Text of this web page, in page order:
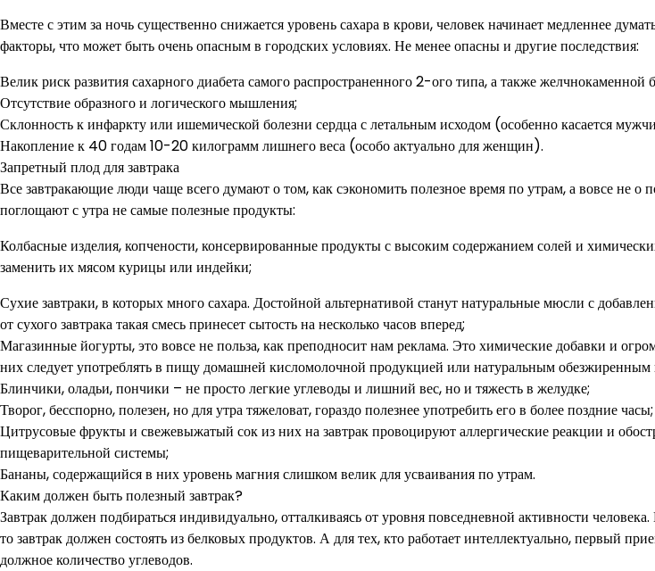
Вместе с этим за ночь существенно снижается уровень сахара в крови, человек начинает медленнее
факторы, что может быть очень опасным в городских условиях. Не менее опасны и другие последствия:
Велик риск развития сахарного диабета самого распространенного 2-ого типа, а также желчнокаменной
Отсутствие образного и логического мышления;
Склонность к инфаркту или ишемической болезни сердца с летальным исходом (особенно касается
Накопление к 40 годам 10-20 килограмм лишнего веса (особо актуально для женщин).
Запретный плод для завтрака
Все завтракающие люди чаще всего думают о том, как сэкономить полезное время по утрам, а вовсе не о
поглощают с утра не самые полезные продукты:
Колбасные изделия, копчености, консервированные продукты с высоким содержанием солей и
заменить их мясом курицы или индейки;
Сухие завтраки, в которых много сахара. Достойной альтернативой станут натуральные мюсли с
от сухого завтрака такая смесь принесет сытость на несколько часов вперед;
Магазинные йогурты, это вовсе не польза, как преподносит нам реклама. Это химические добавки и
них следует употреблять в пищу домашней кисломолочной продукцией или натуральным обезжиренным
Блинчики, оладьи, пончики – не просто легкие углеводы и лишний вес, но и тяжесть в желудке;
Творог, бесспорно, полезен, но для утра тяжеловат, гораздо полезнее употребить его в более поздние часы;
Цитрусовые фрукты и свежевыжатый сок из них на завтрак провоцируют аллергические реакции и
пищеварительной системы;
Бананы, содержащийся в них уровень магния слишком велик для усваивания по утрам.
Каким должен быть полезный завтрак?
Завтрак должен подбираться индивидуально, отталкиваясь от уровня повседневной активности
то завтрак должен состоять из белковых продуктов. А для тех, кто работает интеллектуально, первый
должное количество углеводов.